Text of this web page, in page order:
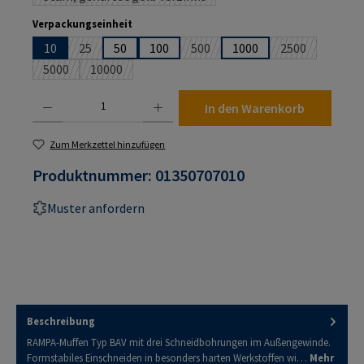
Verpackungseinheit
10 25(Diese Option ist zurzeit nicht verfügbar.)
50 100 500(Diese Option ist zurzeit nicht
1000 2500(Diese Option
5000(Diese Option ist zurzeit nicht verfügbar.)
10000(Diese Option ist zurzeit nicht verfügbar.)
In den Warenkorb
Zum Merkzettel hinzufügen
Produktnummer: 01350707010
Muster anfordern
Beschreibung
RAMPA-Muffen Typ BAV mit drei Schneidbohrungen im Außengewinde.
Formstabiles Einschneiden in besonders harten Werkstoffen wi… Mehr